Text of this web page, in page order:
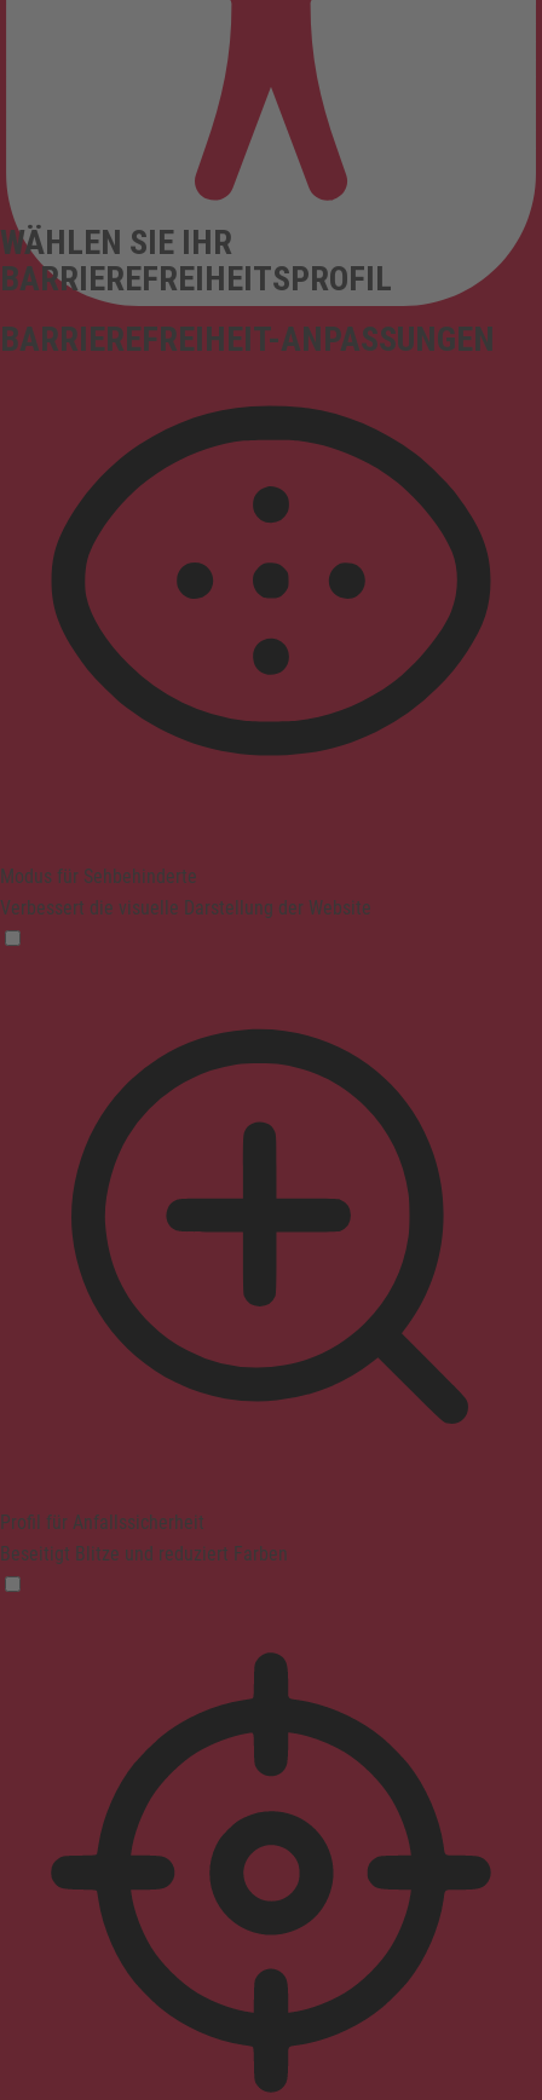
BARRIEREFREIHEIT-ANPASSUNGEN
WÄHLEN SIE IHR
BARRIEREFREIHEITSPROFIL
Modus für Sehbehinderte
Verbessert die visuelle Darstellung der Website
Profil für Anfallssicherheit
Beseitigt Blitze und reduziert Farben